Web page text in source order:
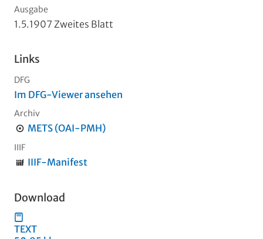
Ausgabe
1.5.1907 Zweites Blatt
Links
DFG
Im DFG-Viewer ansehen
Archiv
METS (OAI-PMH)
IIIF
IIIF-Manifest
Download
TEXT